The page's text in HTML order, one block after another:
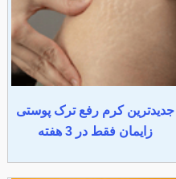
جدیدترین کرم رفع ترک پوستی
زایمان فقط در 3 هفته